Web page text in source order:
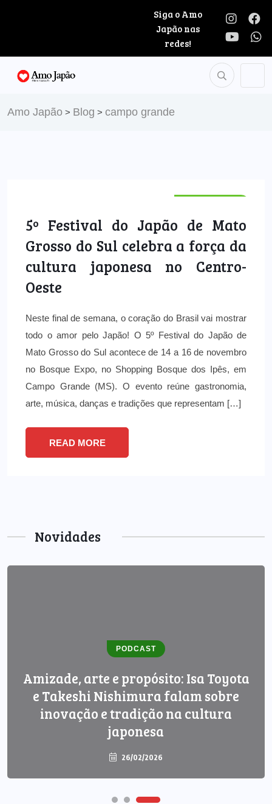
Siga o Amo
Japão nas
redes!
Amo Japão > Blog > campo grande
5º Festival do Japão de Mato
Grosso do Sul celebra a força da
cultura japonesa no Centro-
Oeste
Neste final de semana, o coração do Brasil vai mostrar
todo o amor pelo Japão! O 5º Festival do Japão de
Mato Grosso do Sul acontece de 14 a 16 de novembro
no Bosque Expo, no Shopping Bosque dos Ipês, em
Campo Grande (MS). O evento reúne gastronomia,
arte, música, danças e tradições que representam […]
READ MORE
Novidades
PODCAST
Amizade, arte e propósito: Isa Toyota
e Takeshi Nishimura falam sobre
inovação e tradição na cultura
japonesa
26/02/2026